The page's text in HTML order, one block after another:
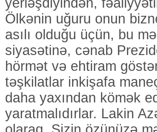
yerləşdiyindən,
Ölkənin uğuru onun
asılı olduğu üçün, bu
siyasətinə, cənab
hörmət və ehtiram
təşkilatlar inkişafa
daha yaxından kömək
yaratmalıdırlar. Lakin